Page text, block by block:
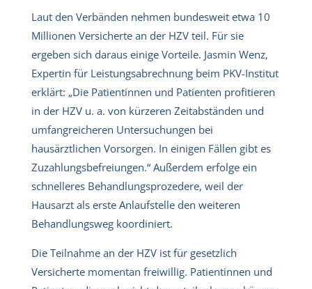
Laut den Verbänden nehmen bundesweit etwa 10
Millionen Versicherte an der HZV teil. Für sie
ergeben sich daraus einige Vorteile. Jasmin Wenz,
Expertin für Leistungsabrechnung beim PKV-Institut
erklärt: „Die Patientinnen und Patienten profitieren
in der HZV u. a. von kürzeren Zeitabständen und
umfangreicheren Untersuchungen bei
hausärztlichen Vorsorgen. In einigen Fällen gibt es
Zuzahlungsbefreiungen.“ Außerdem erfolge ein
schnelleres Behandlungsprozedere, weil der
Hausarzt als erste Anlaufstelle den weiteren
Behandlungsweg koordiniert.
Die Teilnahme an der HZV ist für gesetzlich
Versicherte momentan freiwillig. Patientinnen und